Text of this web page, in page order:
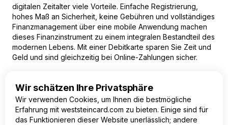
digitalen Zeitalter viele Vorteile. Einfache Registrierung,
hohes Maß an Sicherheit, keine Gebühren und vollständiges
Finanzmanagement über eine mobile Anwendung machen
dieses Finanzinstrument zu einem integralen Bestandteil des
modernen Lebens. Mit einer Debitkarte sparen Sie Zeit und
Geld und sind gleichzeitig bei Online-Zahlungen sicher.
Wenn Sie alle diese Vorteile nutzen möchten, beantragen
Sie noch heute eine virtuelle Mastercard von WestStein und
genießen Sie den Komfort und die Sicherheit beim Online-
Shopping.
Wir schätzen Ihre Privatsphäre
Wir verwenden Cookies, um Ihnen die bestmögliche
Erfahrung mit weststeincard.com zu bieten. Einige sind für
das Funktionieren dieser Website unerlässlich; andere